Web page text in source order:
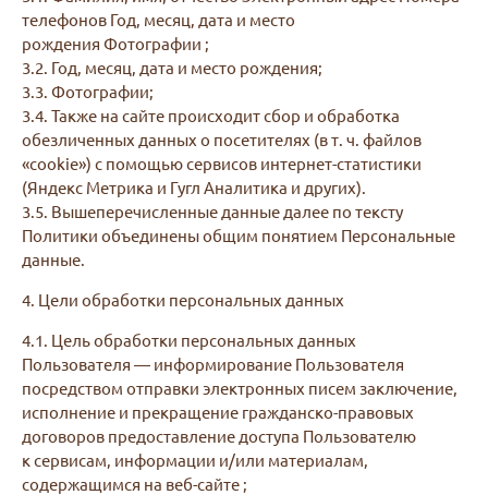
телефонов Год, месяц, дата и место
рождения Фотографии ;
3.2. Год, месяц, дата и место рождения;
3.3. Фотографии;
3.4. Также на сайте происходит сбор и обработка
обезличенных данных о посетителях (в т. ч. файлов
«cookie») с помощью сервисов интернет-статистики
(Яндекс Метрика и Гугл Аналитика и других).
3.5. Вышеперечисленные данные далее по тексту
Политики объединены общим понятием Персональные
данные.
4. Цели обработки персональных данных
4.1. Цель обработки персональных данных
Пользователя — информирование Пользователя
посредством отправки электронных писем заключение,
исполнение и прекращение гражданско-правовых
договоров предоставление доступа Пользователю
к сервисам, информации и/или материалам,
содержащимся на веб-сайте ;